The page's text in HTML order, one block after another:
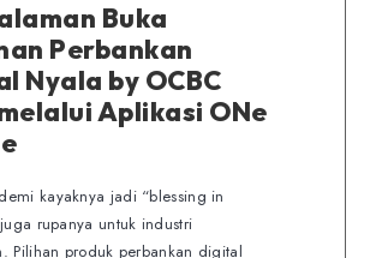
Buka
Perbankan
Nyala by OCBC
Aplikasi ONe
kayaknya jadi “blessing in
rupanya untuk industri
Pilihan produk perbankan digital